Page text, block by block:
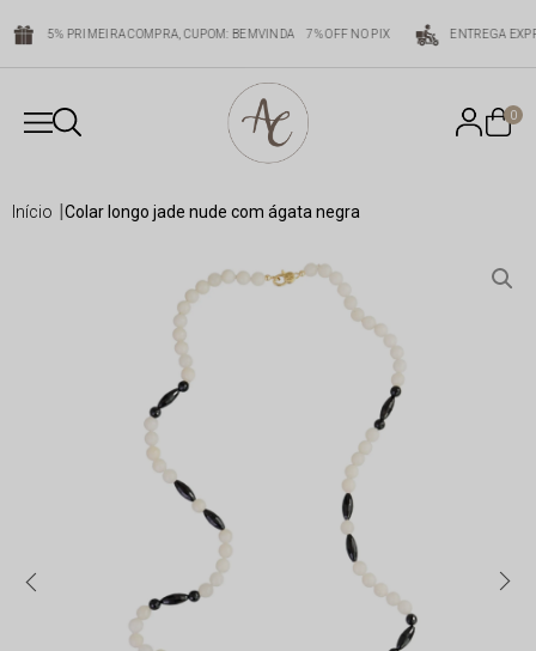
5% PRIMEIRA COMPRA, CUPOM: BEMVINDA 7% OFF NO PIX ENTREGA
0
início colar longo jade nude com ágata negra